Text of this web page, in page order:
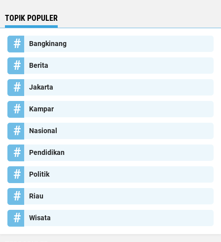
TOPIK POPULER
Bangkinang
Berita
Jakarta
Kampar
Nasional
Pendidikan
Politik
Riau
Wisata